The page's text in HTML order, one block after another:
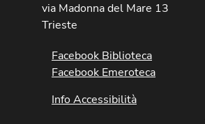
via Madonna del Mare 13
Trieste
Facebook Biblioteca
Facebook Emeroteca
Info Accessibilità